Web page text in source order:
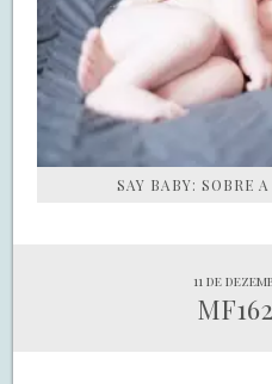
SAY BABY: SOBRE
11 de